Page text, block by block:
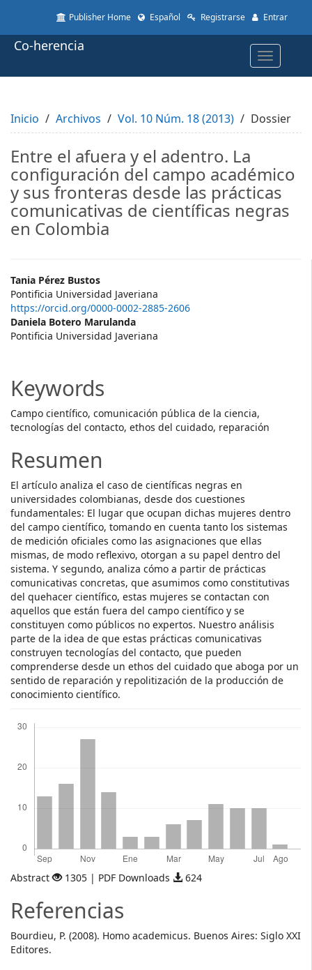
to
page
Main
Content
Sidebar
Publisher Home Español Registrarse Entrar
Toggle
Co-herencia
Inicio Archivos Vol. 10 Núm. 18 (2013) Dossier
Entre el afuera y el adentro. La
configuración del campo académico
y sus fronteras desde las prácticas
comunicativas de científicas negras
en Colombia
Main
Article
Content
Tania Pérez Bustos
Pontificia Universidad Javeriana
https://orcid.org/0000-0002-2885-2606
Daniela Botero Marulanda
Pontificia Universidad Javeriana
Keywords
Campo científico, comunicación pública de la ciencia,
tecnologías del contacto, ethos del cuidado, reparación
Resumen
El artículo analiza el caso de científicas negras en
universidades colombianas, desde dos cuestiones
fundamentales: El lugar que ocupan dichas mujeres dentro
del campo científico, tomando en cuenta tanto los sistemas
de medición oficiales como las asignaciones que ellas
mismas, de modo reflexivo, otorgan a su papel dentro del
sistema. Y segundo, analiza cómo a partir de prácticas
comunicativas concretas, que asumimos como constitutivas
del quehacer científico, estas mujeres se contactan con
aquellos que están fuera del campo científico y se
constituyen como públicos no expertos. Nuestro análisis
parte de la idea de que estas prácticas comunicativas
construyen tecnologías del contacto, que pueden
comprenderse desde un ethos del cuidado que aboga por un
sentido de reparación y repolitización de la producción de
conocimiento científico.
Abstract 1305 | PDF Downloads 624
Referencias
Bourdieu, P. (2008). Homo academicus. Buenos Aires: Siglo XXI
Editores.